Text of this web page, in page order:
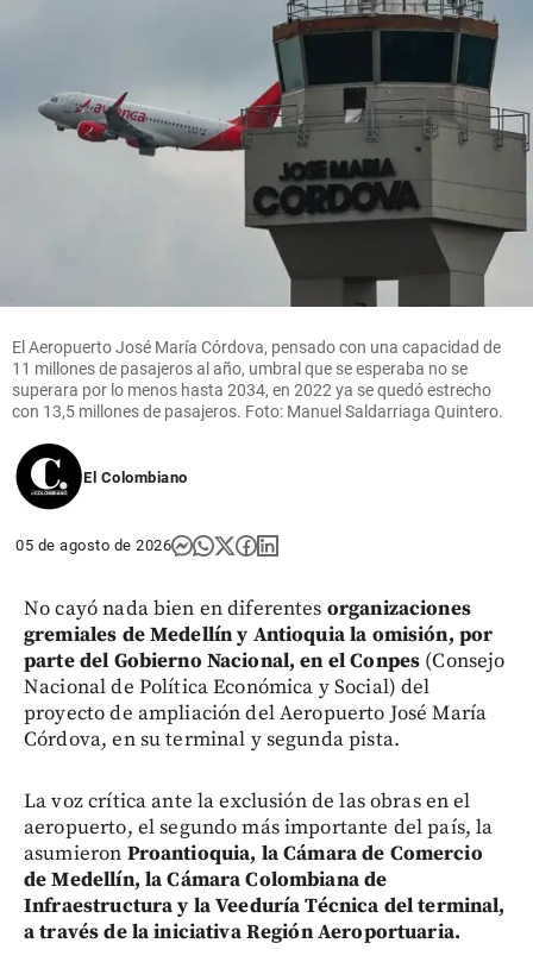
El Aeropuerto José María Córdova, pensado con una capacidad de
11 millones de pasajeros al año, umbral que se esperaba no se
superara por lo menos hasta 2034, en 2022 ya se quedó estrecho
con 13,5 millones de pasajeros. Foto: Manuel Saldarriaga Quintero.
El Colombiano
05 de agosto de 2026
No cayó nada bien en diferentes organizaciones
gremiales de Medellín y Antioquia la omisión, por
parte del Gobierno Nacional, en el Conpes (Consejo
Nacional de Política Económica y Social) del
proyecto de ampliación del Aeropuerto José María
Córdova, en su terminal y segunda pista.
La voz crítica ante la exclusión de las obras en el
aeropuerto, el segundo más importante del país, la
asumieron Proantioquia, la Cámara de Comercio
de Medellín, la Cámara Colombiana de
Infraestructura y la Veeduría Técnica del terminal,
a través de la iniciativa Región Aeroportuaria.